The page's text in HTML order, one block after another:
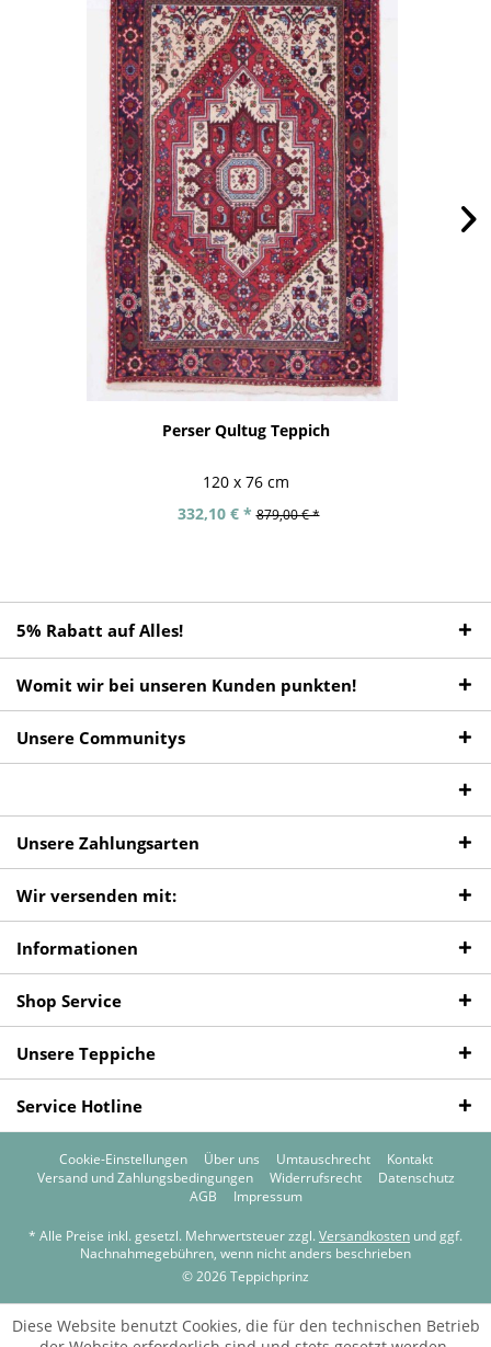
Perser Qultug Teppich
120 x 76 cm
332,10 € * 879,00 € *
5% Rabatt auf Alles!
Womit wir bei unseren Kunden punkten!
Unsere Communitys
Unsere Zahlungsarten
Wir versenden mit:
Informationen
Shop Service
Unsere Teppiche
Service Hotline
Cookie-Einstellungen Über uns Umtauschrecht
Kontakt
Versand und Zahlungsbedingungen
Widerrufsrecht
Datenschutz
AGB
Impressum
* Alle Preise inkl. gesetzl. Mehrwertsteuer zzgl. Versandkosten und ggf.
Nachnahmegebühren, wenn nicht anders beschrieben
© 2026 Teppichprinz
Diese Website benutzt Cookies, die für den technischen Betrieb